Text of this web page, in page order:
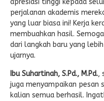
apresiasi tinggi kepada
perjalanan akademis
yang luar biasa ini! Kerja
membuahkan hasil.
dari langkah baru yang
ujarnya.
Ibu Suhartinah, S.Pd., M.Pd.,
juga menyampaikan pesan
kalian semua berhasil.